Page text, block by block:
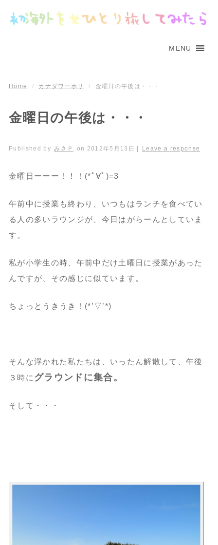
MENU
Home / カナダワーホリ / 金曜日の午後は・・・
金曜日の午後は・・・
Published by みさＰ on 2012年5月13日 | Leave a response
金曜日ーーー！！！(*ﾟ∀ﾟ)=3
午前中に授業も終わり、いつもはランチを食べてい
る人の多いラウンジが、今日はがらーんとしていま
す。
私が小学生の時、午前中だけ土曜日に授業があった
んですが、その感じに似ています。
ちょっとうきうき！(*’▽’*)
そんな浮かれた私たちは、いったん解散して、午後
３時に グラウンドに集合。
そして・・・